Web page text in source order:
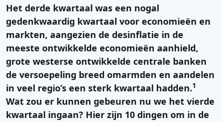
Het derde kwartaal was een nogal
gedenkwaardig kwartaal voor economieën en
markten, aangezien de desinflatie in de
meeste ontwikkelde economieën aanhield,
grote westerse ontwikkelde centrale banken
de versoepeling breed omarmden en aandelen
in veel regio’s een sterk kwartaal hadden.1
Wat zou er kunnen gebeuren nu we het vierde
kwartaal ingaan? Hier zijn 10 dingen om in de